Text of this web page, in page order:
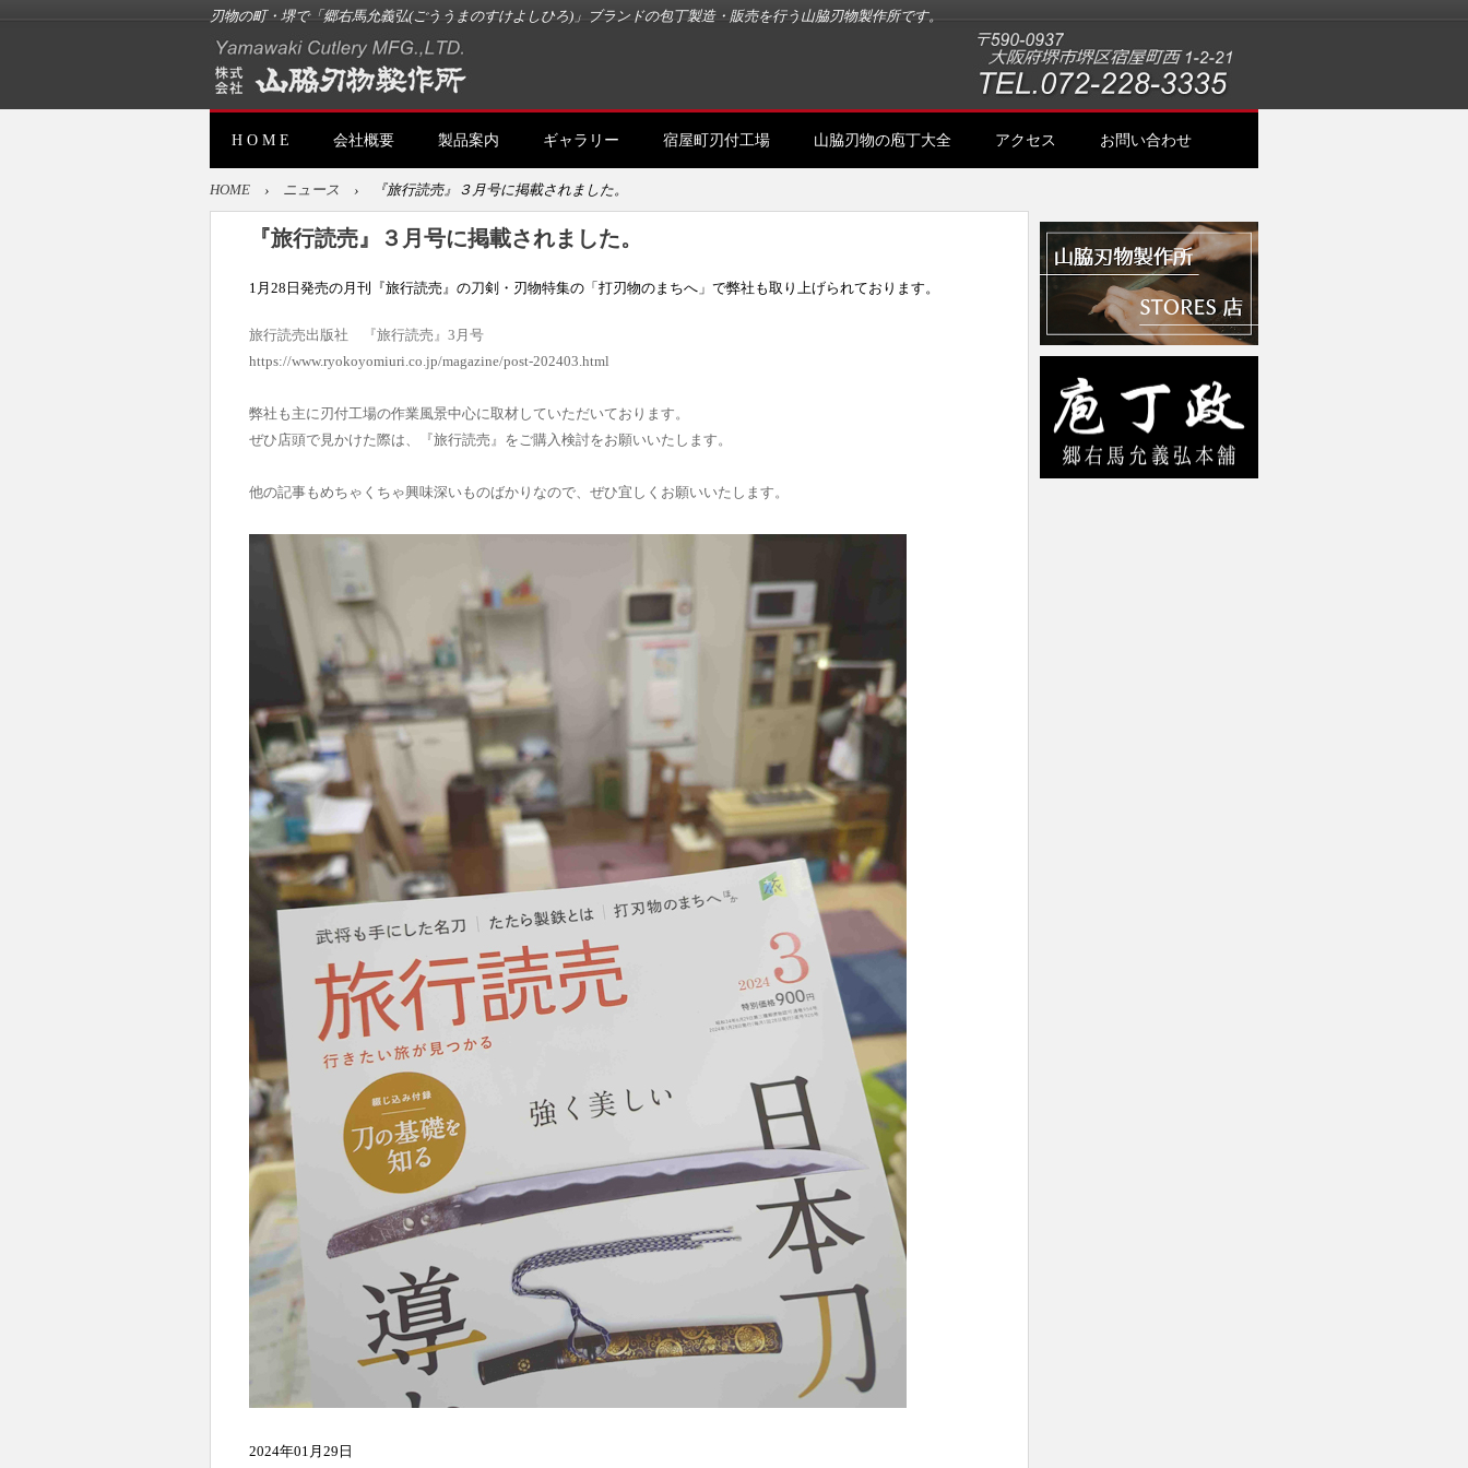
刃物の町・堺で「郷右馬允義弘(ごううまのすけよしひろ)」ブランドの包丁製造・販売を行う山脇刃物製作所です。
H O M E 会社概要 製品案内 ギャラリー 宿屋町刃付工場 山脇刃物の庖丁大全 アクセス お問い合わせ
HOME › ニュース › 『旅行読売』３月号に掲載されました。
『旅行読売』３月号に掲載されました。
1月28日発売の月刊『旅行読売』の刀剣・刃物特集の「打刃物のまちへ」で弊社も取り上げられております。
旅行読売出版社 『旅行読売』3月号
https://www.ryokoyomiuri.co.jp/magazine/post-202403.html
弊社も主に刃付工場の作業風景中心に取材していただいております。
ぜひ店頭で見かけた際は、『旅行読売』をご購入検討をお願いいたします。
他の記事もめちゃくちゃ興味深いものばかりなので、ぜひ宜しくお願いいたします。
2024年01月29日